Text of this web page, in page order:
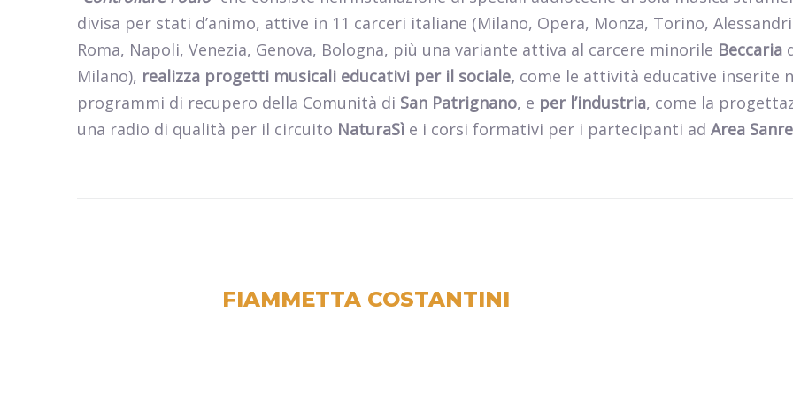
divisa per stati d’animo, attive in 11 carceri italiane (Milano, Opera, Monza, Torino,
Roma, Napoli, Venezia, Genova, Bologna, più una variante attiva al carcere minorile Beccaria
Milano), realizza progetti musicali educativi per il sociale, come le attività educative inserite
programmi di recupero della Comunità di San Patrignano, e per l’industria, come la
una radio di qualità per il circuito NaturaSì e i corsi formativi per i partecipanti ad Area
FIAMMETTA COSTANTINI